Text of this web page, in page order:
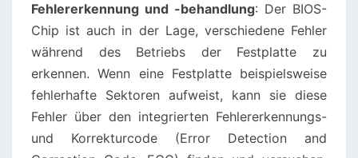
Fehlererkennung und -behandlung: Der BIOS-
Chip ist auch in der Lage, verschiedene Fehler
während des Betriebs der Festplatte zu
erkennen. Wenn eine Festplatte beispielsweise
fehlerhafte Sektoren aufweist, kann sie diese
Fehler über den integrierten Fehlererkennungs-
und Korrekturcode (Error Detection and